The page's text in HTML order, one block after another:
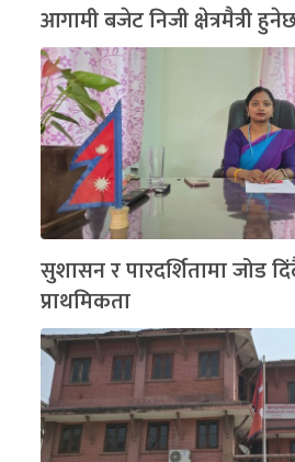
आगामी बजेट निजी क्षेत्रमैत्री
सुशासन र पारदर्शितामा जोड
प्राथमिकता